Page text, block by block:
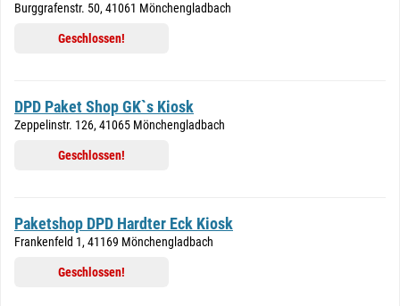
Burggrafenstr. 50, 41061 Mönchengladbach
Geschlossen!
DPD Paket Shop GK`s Kiosk
Zeppelinstr. 126, 41065 Mönchengladbach
Geschlossen!
Paketshop DPD Hardter Eck Kiosk
Frankenfeld 1, 41169 Mönchengladbach
Geschlossen!